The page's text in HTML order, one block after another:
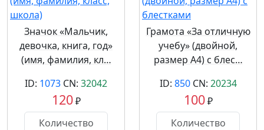
Значок «Мальчик,
девочка, книга, год»
(имя, фамилия, кл…
ID: 1073 CN: 32042
120₽
Грамота «За отличную
учебу» (двойной,
размер А4) с блес…
ID: 850CN: 20234
100₽